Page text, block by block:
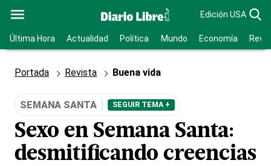
Edición USA
Última Hora Actualidad Política Mundo Economía
Portada Revista Buena vida
SEMANA SANTA SEGUIR TEMA +
Sexo en Semana Santa:
desmitificando creencias